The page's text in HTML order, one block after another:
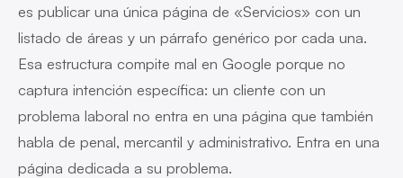
es publicar una única página de «Servicios» con un
listado de áreas y un párrafo genérico por cada una.
Esa estructura compite mal en Google porque no
captura intención específica: un cliente con un
problema laboral no entra en una página que también
habla de penal, mercantil y administrativo. Entra en una
página dedicada a su problema.